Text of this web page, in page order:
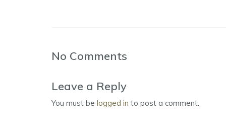
No Comments
Leave a Reply
You must be logged in to post a comment.